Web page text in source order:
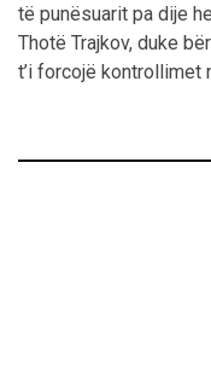
të punësuarit pa dije
Thotë Trajkov, duke
t’i forcojë kontrollimet